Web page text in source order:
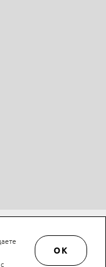
Все права защищены.
и защите персональных
OK